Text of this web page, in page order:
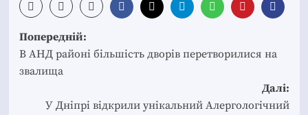
Post
navigation
Попередній:
В АНД районі більшість дворів перетворилися на
звалища
Далі:
У Дніпрі відкрили унікальний Алергологічний